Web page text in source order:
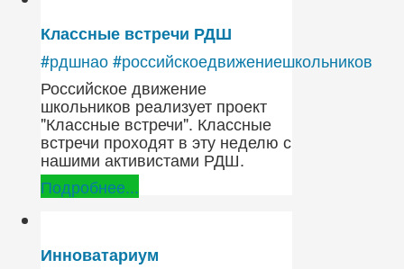
Классные встречи РДШ
#рдшнао#российскоедвижениешкольников
Российское движение
школьников реализует проект
"Классные встречи". Классные
встречи проходят в эту неделю с
нашими активистами РДШ.
Подробнее...
Инноватариум